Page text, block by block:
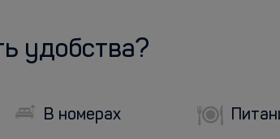
удобства?
В номерах